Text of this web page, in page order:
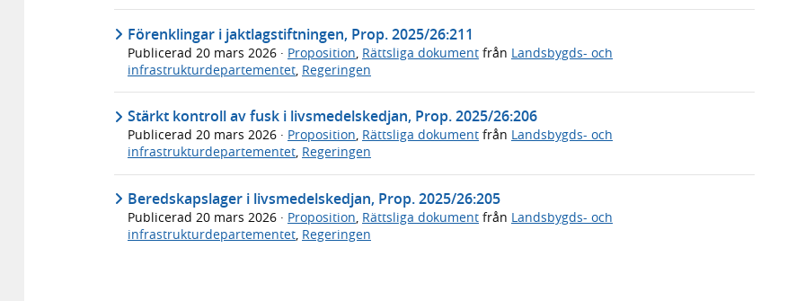
Förenklingar i jaktlagstiftningen, Prop. 2025/26:211
Publicerad 20 mars 2026 · Proposition Rättsliga dokument från Landsbygds- och
infrastrukturdepartementet Regeringen
Stärkt kontroll av fusk i livsmedelskedjan, Prop. 2025/26:206
Publicerad 20 mars 2026 · Proposition, Rättsliga dokument från Landsbygds- och
infrastrukturdepartementet, Regeringen
Beredskapslager i livsmedelskedjan, Prop. 2025/26:205
Publicerad 20 mars 2026 · Proposition, Rättsliga dokument från Landsbygds- och
infrastrukturdepartementet, Regeringen